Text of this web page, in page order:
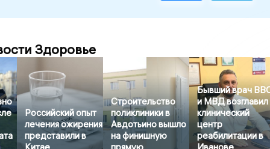
Здоровье
Российский опыт
лечения ожирения
представили в
Строительство
поликлиники в
Авдотьино вышло
на финишную
Бывший врач
и МВД возглавил
клинический
центр
реабилитации в